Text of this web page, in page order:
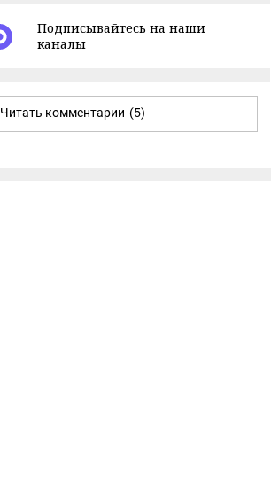
Подписывайтесь на наши
каналы
Читать комментарии (5)